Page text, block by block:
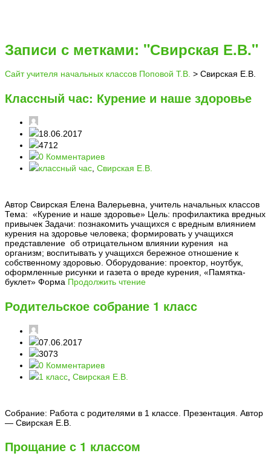
Записи с метками: "Свирская Е.В."
Сайт учителя начальных классов Поповой Т.В. > Свирская Е.В.
Классный час: Курение и наше здоровье
18.06.2017
4712
0 Комментариев
классный час, Свирская Е.В.
Автор Свирская Елена Валерьевна, учитель начальных классов
Тема: «Курение и наше здоровье» Цель: профилактика вредных
привычек Задачи: познакомить учащихся с вредным влиянием
курения на здоровье человека; формировать у учащихся
представление об отрицательном влиянии курения на
организм; воспитывать у учащихся бережное отношение к
собственному здоровью. Оборудование: проектор, ноутбук,
оформленные рисунки и газета о вреде курения, «Памятка-
буклет» Форма Продолжить чтение
Родительское собрание 1 класс
07.06.2017
3073
0 Комментариев
1 класс Свирская Е.В.
Собрание: Работа с родителями в 1 классе. Презентация. Автор
— Свирская Е.В.
Прощание с 1 классом